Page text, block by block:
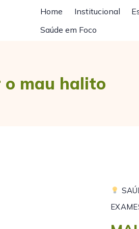
Home Institucional
Saúde em Foco
o mau halito